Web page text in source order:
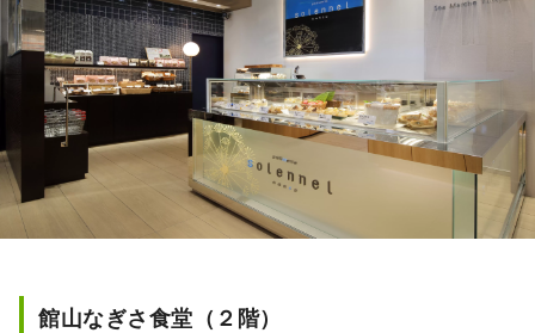
館山なぎさ食堂（２階）